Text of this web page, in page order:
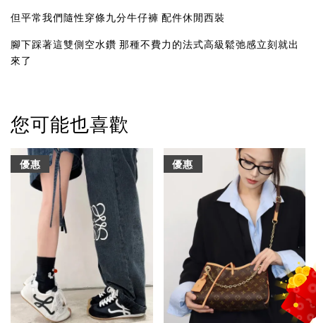
但平常我們隨性穿條九分牛仔褲 配件休閒西裝
腳下踩著這雙側空水鑽 那種不費力的法式高級鬆弛感立刻就出
來了
您可能也喜歡
優惠 優惠